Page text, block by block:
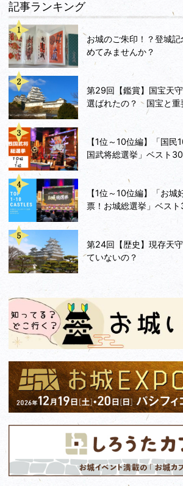
記事ランキング
お城のご朱印！？登城
めてみませんか？
第29回【鑑賞】国宝天
選ばれたの？ 国宝と重
【1位～10位編】「国
国武将総選挙」ベスト
【1位～10位編】「お
票！お城総選挙」ベス
第24回【歴史】現存天
ていないの？